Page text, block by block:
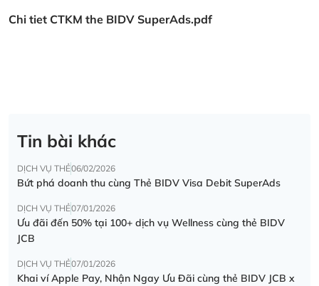
Chi tiet CTKM the BIDV SuperAds.pdf
Tin bài khác
DỊCH VỤ THẺ06/02/2026
Bứt phá doanh thu cùng Thẻ BIDV Visa Debit SuperAds
DỊCH VỤ THẺ07/01/2026
Ưu đãi đến 50% tại 100+ dịch vụ Wellness cùng thẻ BIDV
JCB
DỊCH VỤ THẺ07/01/2026
Khai ví Apple Pay, Nhận Ngay Ưu Đãi cùng thẻ BIDV JCB x